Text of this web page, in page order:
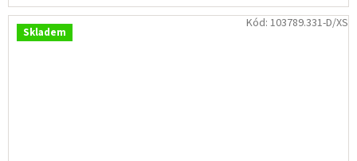
Skladem
Kód: 103789.331-D/XS